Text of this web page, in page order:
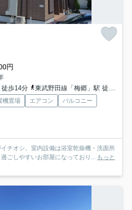
円
歩14分
東武野田線「梅郷」駅 徒歩29分
機置場 エアコン
バルコニー
イチオシ。室内設備は浴室乾燥機・洗面所
ごしやすいお部屋になっており... もっと